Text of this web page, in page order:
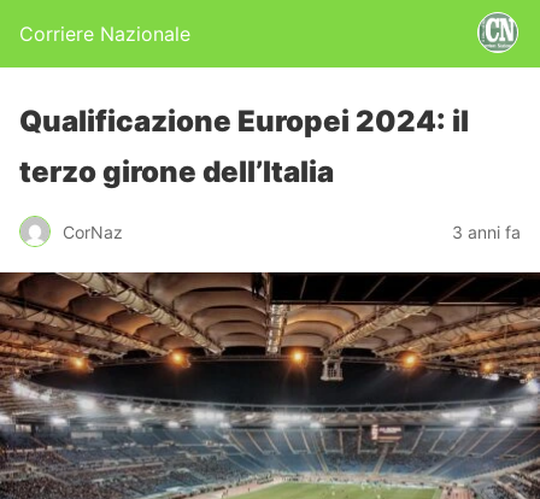
Corriere Nazionale
Qualificazione Europei 2024: il
terzo girone dell’Italia
CorNaz 3 anni fa